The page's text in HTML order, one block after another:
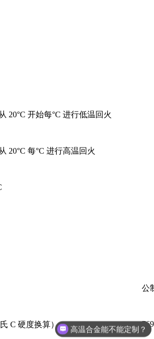
从 20°C 开始每°C 进行低温回火
从 20°C 每°C 进行高温回火
公
C 硬度换算） 769
高温合金能不能定制？